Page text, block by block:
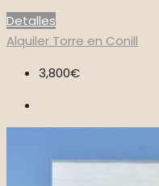
Detalles
Alquiler Torre en Conill
3,800€